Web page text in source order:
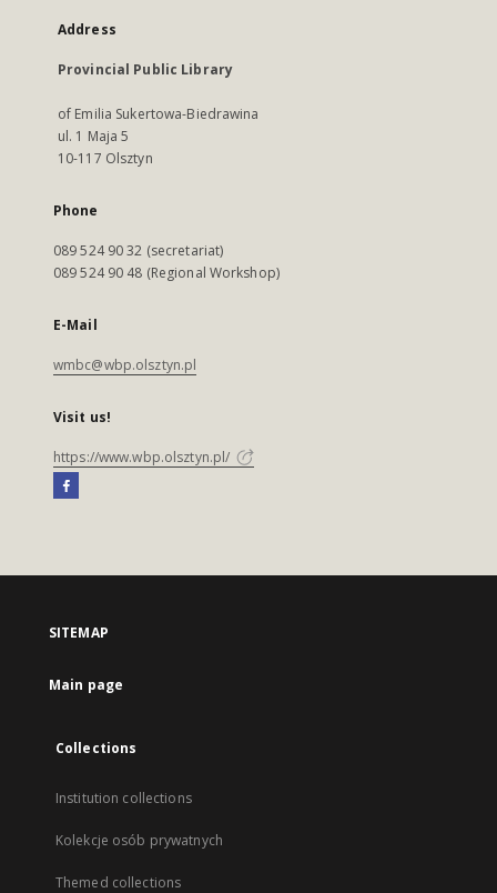
Address
Provincial Public Library
of Emilia Sukertowa-Biedrawina
ul. 1 Maja 5
10-117 Olsztyn
Phone
089 524 90 32 (secretariat)
089 524 90 48 (Regional Workshop)
E-Mail
wmbc@wbp.olsztyn.pl
Visit us!
https://www.wbp.olsztyn.pl/
SITEMAP
Main page
Collections
Institution collections
Kolekcje osób prywatnych
Themed collections